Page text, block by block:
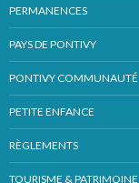
PERMANENCES
PAYS DE PONTIVY
PONTIVY COMMUNAUTÉ
PETITE ENFANCE
RÈGLEMENTS
TOURISME & PATRIMOINE